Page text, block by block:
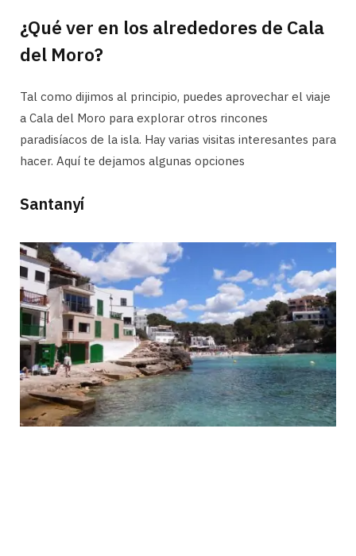
¿Qué ver en los alrededores de Cala
del Moro?
Tal como dijimos al principio, puedes aprovechar el viaje
a Cala del Moro para explorar otros rincones
paradisíacos de la isla. Hay varias visitas interesantes para
hacer. Aquí te dejamos algunas opciones
Santanyí